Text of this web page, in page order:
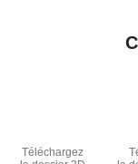
Téléchargez